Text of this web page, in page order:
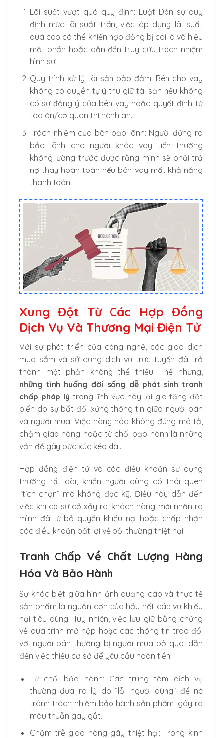
Lãi suất vượt quá quy định: Luật Dân sự quy
định mức lãi suất trần, việc áp dụng lãi suất
quá cao có thể khiến hợp đồng bị coi là vô hiệu
một phần hoặc dẫn đến truy cứu trách nhiệm
hình sự.
Quy trình xử lý tài sản bảo đảm: Bên cho vay
không có quyền tự ý thu giữ tài sản nếu không
có sự đồng ý của bên vay hoặc quyết định từ
tòa án/cơ quan thi hành án.
Trách nhiệm của bên bảo lãnh: Người đứng ra
bảo lãnh cho người khác vay tiền thường
không lường trước được rằng mình sẽ phải trả
nợ thay hoàn toàn nếu bên vay mất khả năng
thanh toán.
Xung Đột Từ Các Hợp Đồng
Dịch Vụ Và Thương Mại Điện Tử
Với sự phát triển của công nghệ, các giao dịch
mua sắm và sử dụng dịch vụ trực tuyến đã trở
thành một phần không thể thiếu. Thế nhưng,
những tình huống đời sống dễ phát sinh tranh
chấp pháp lý trong lĩnh vực này lại gia tăng đột
biến do sự bất đối xứng thông tin giữa người bán
và người mua. Việc hàng hóa không đúng mô tả,
chậm giao hàng hoặc từ chối bảo hành là những
vấn đề gây bức xúc kéo dài.
Hợp đồng điện tử và các điều khoản sử dụng
thường rất dài, khiến người dùng có thói quen
“tích chọn” mà không đọc kỹ. Điều này dẫn đến
việc khi có sự cố xảy ra, khách hàng mới nhận ra
mình đã từ bỏ quyền khiếu nại hoặc chấp nhận
các điều khoản bất lợi về bồi thường thiệt hại.
Tranh Chấp Về Chất Lượng Hàng
Hóa Và Bảo Hành
Sự khác biệt giữa hình ảnh quảng cáo và thực tế
sản phẩm là nguồn cơn của hầu hết các vụ khiếu
nại tiêu dùng. Tuy nhiên, việc lưu giữ bằng chứng
về quá trình mở hộp hoặc các thông tin trao đổi
với người bán thường bị người mua bỏ qua, dẫn
đến việc thiếu cơ sở để yêu cầu hoàn tiền.
Từ chối bảo hành: Các trung tâm dịch vụ
thường đưa ra lý do “lỗi người dùng” để né
tránh trách nhiệm bảo hành sản phẩm, gây ra
mâu thuẫn gay gắt.
Chậm trễ giao hàng gây thiệt hại: Trong kinh